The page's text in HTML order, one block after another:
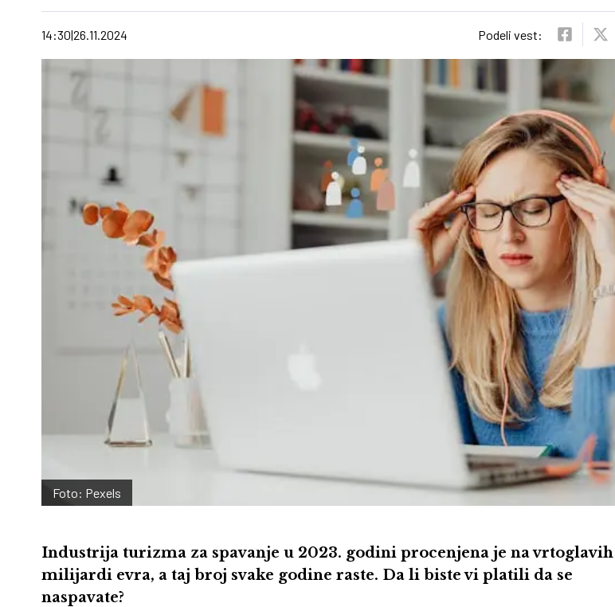
14:30 26.11.2024 Podeli vest:
Foto: Pexels
Industrija turizma za spavanje u 2023. godini procenjena je na
milijardi evra, a taj broj svake godine raste. Da li biste vi platili da se
naspavate?